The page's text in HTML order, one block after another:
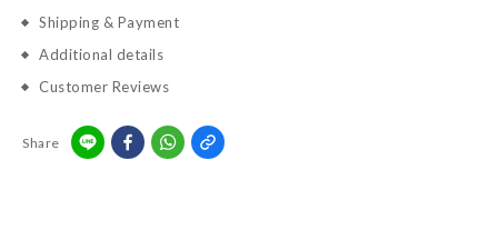
Shipping & Payment
Additional details
Customer Reviews
Share